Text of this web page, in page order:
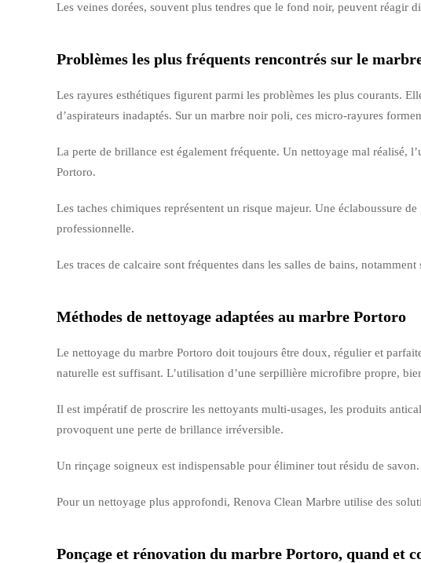
Les veines dorées, souvent plus tendres que le fond noir, peuvent réagir
Problèmes les plus fréquents rencontrés sur le
Les rayures esthétiques figurent parmi les problèmes les plus courants.
d’aspirateurs inadaptés. Sur un marbre noir poli, ces micro-rayures
La perte de brillance est également fréquente. Un nettoyage mal réalisé,
Portoro.
Les taches chimiques représentent un risque majeur. Une éclaboussure
professionnelle.
Les traces de calcaire sont fréquentes dans les salles de bains,
Méthodes de nettoyage adaptées au marbre Portoro
Le nettoyage du marbre Portoro doit toujours être doux, régulier et
naturelle est suffisant. L’utilisation d’une serpillière microfibre propre,
Il est impératif de proscrire les nettoyants multi-usages, les produits
provoquent une perte de brillance irréversible.
Un rinçage soigneux est indispensable pour éliminer tout résidu de
Pour un nettoyage plus approfondi, Renova Clean Marbre utilise des
Ponçage et rénovation du marbre Portoro, quand et